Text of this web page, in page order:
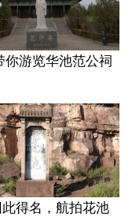
你游览华池范公祠
得名，航拍花池